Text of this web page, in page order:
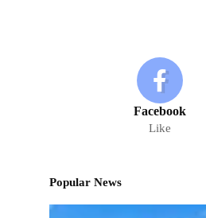
Facebook
Like
Popular News